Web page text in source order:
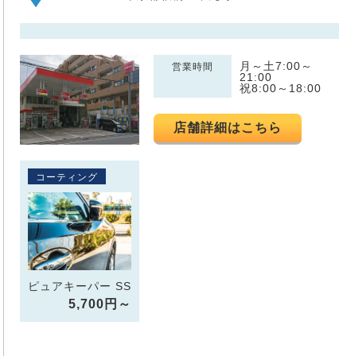
営業時間
月～土7:00～
21:00
祝8:00～18:00
店舗詳細はこちら
コーティング
ピュアキーパー SS
5,700円～